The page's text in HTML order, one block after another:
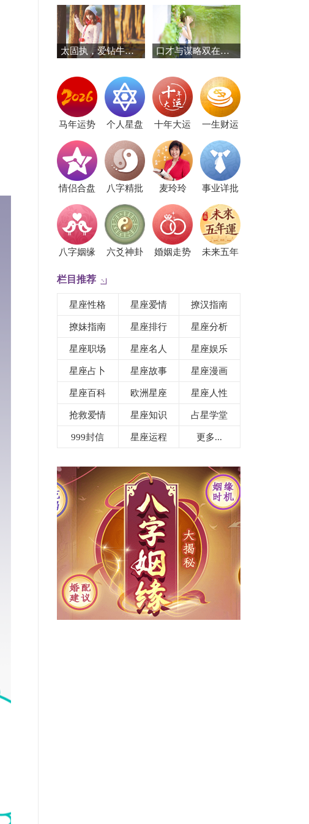
太固执，爱钻牛角的三个星座 口才与谋略双在线！这三个星座赢在起跑线
马年运势 个人星盘 十年大运 一生财运
情侣合盘 八字精批 麦玲玲 事业详批
八字姻缘 六爻神卦 婚姻走势 未来五年
栏目推荐
星座性格 星座爱情 撩汉指南
撩妹指南 星座排行 星座分析
星座职场 星座名人 星座娱乐
星座占卜 星座故事 星座漫画
星座百科 欧洲星座 星座人性
抢救爱情 星座知识 占星学堂
999封信 星座运程 更多...